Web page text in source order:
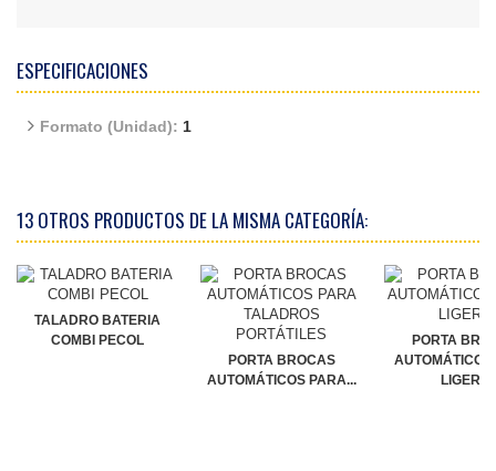
ESPECIFICACIONES
Formato (Unidad): 1
13 OTROS PRODUCTOS DE LA MISMA CATEGORÍA:
TALADRO BATERIA
COMBI PECOL
PORTA BROCAS
AUTOMÁTICOS PARA...
PORTA
AUTOMÁTICOS
LIGERA